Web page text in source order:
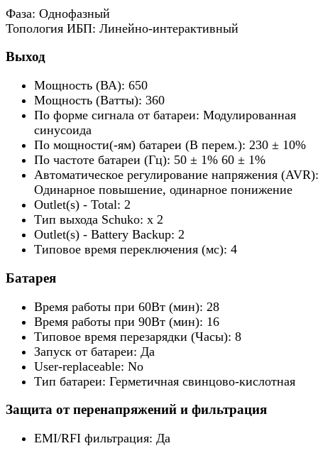
Фаза: Однофазный
Топология ИБП: Линейно-интерактивный
Выход
Мощность (ВА): 650
Мощность (Ватты): 360
По форме сигнала от батареи: Модулированная
синусоида
По мощности(-ям) батареи (В перем.): 230 ± 10%
По частоте батареи (Гц): 50 ± 1% 60 ± 1%
Автоматическое регулирование напряжения (AVR):
Одинарное повышение, одинарное понижение
Outlet(s) - Total: 2
Тип выхода Schuko: x 2
Outlet(s) - Battery Backup: 2
Типовое время переключения (мс): 4
Батарея
Время работы при 60Вт (мин): 28
Время работы при 90Вт (мин): 16
Типовое время перезарядки (Часы): 8
Запуск от батареи: Да
User-replaceable: No
Тип батареи: Герметичная свинцово-кислотная
Защита от перенапряжений и фильтрация
EMI/RFI фильтрация: Да